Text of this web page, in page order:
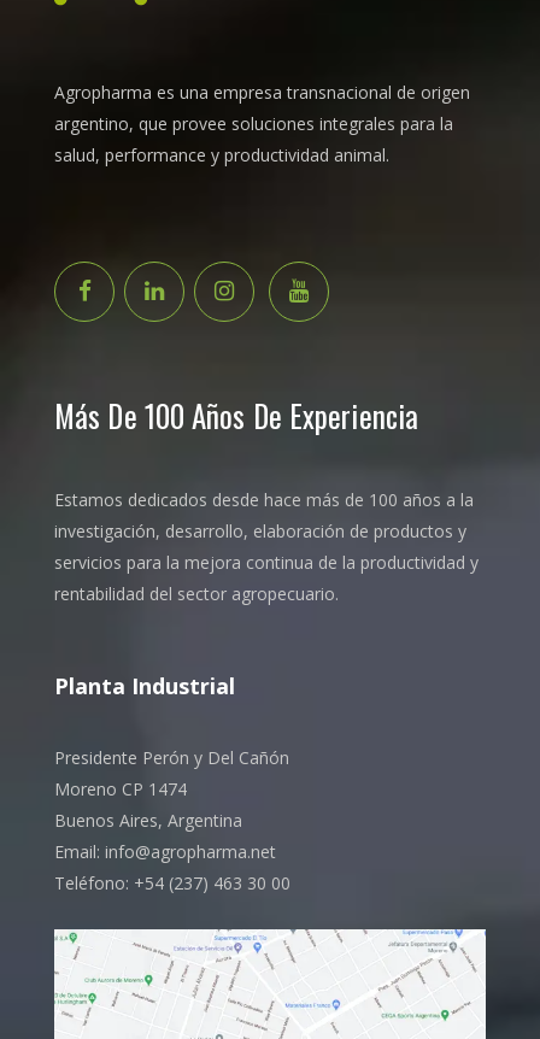
Agropharma es una empresa transnacional de origen
argentino, que provee soluciones integrales para la
salud, performance y productividad animal.
Más De 100 Años De Experiencia
Estamos dedicados desde hace más de 100 años a la
investigación, desarrollo, elaboración de productos y
servicios para la mejora continua de la productividad y
rentabilidad del sector agropecuario.
Planta Industrial
Presidente Perón y Del Cañón
Moreno CP 1474
Buenos Aires, Argentina
Email: info@agropharma.net
Teléfono: +54 (237) 463 30 00